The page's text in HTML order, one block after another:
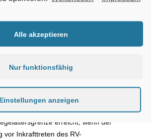
die eine Beendigung des
Praxis auf Formulierungen in
Bestimmung wird aber so
dass das Arbeitsverhältnis mit Ablauf
soll, in dem der Arbeitnehmer seine
erreicht, wenn der
vor Inkrafttreten des RV-
Alle akzeptieren
Nur funktionsfähig
Einstellungen anzeigen